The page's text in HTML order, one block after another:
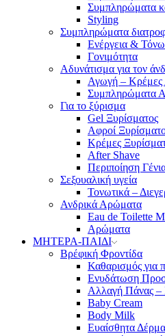
Συμπληρώματα
Styling
Συμπληρώματα
Ενέργεια &
Γονιμότητα
Αδυνάτισμα για τον
Αγωγή – Κρέμες
Συμπληρώματα
Για το ξύρισμα
Gel Ξυρίσματος
Αφροί
Κρέμες
After Shave
Περιποίηση
Σεξουαλική υγεία
Τονωτικά –
Ανδρικά Αρώματα
Eau de Toilette
Αρώματα
ΜΗΤΕΡΑ-ΠΑΙΔΙ
Βρέφική Φροντίδα
Καθαρισμός για
Ενυδάτωση
Αλλαγή Πάνας –
Baby Cream
Body Milk
Ευαίσθητα